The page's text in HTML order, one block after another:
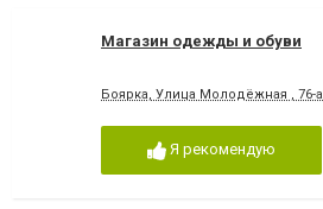
Магазин одежды и обуви
Боярка, Улица Молодёжная , 76-а
Я рекомендую